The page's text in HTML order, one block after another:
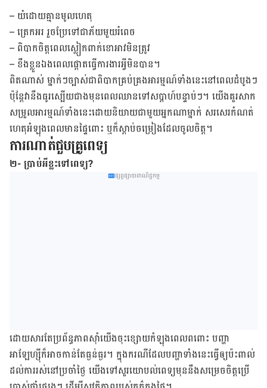
– យំ​ដោយ​គ្មាន​មូលហេតុ
– ត្រេកអរ​ រួច​ប្រែ​ទៅ​ជា​ភ័យ​មួយ​រំពេច
– ពិបាក​ចិត្ត​ពេល​ស្លៀកពាក់​ខោ​អាវ​មិន​ត្រូវ
– ខឹង​ខ្លួន​ឯង​ពេល​ផ្តោត​​ធ្វើ​ការងារ​អ្វី​មិន​បាន។
ពិត​ណាស់ ម្នាក់ៗ​ច្បាស់​ជា​ពិបាក​គ្រប់​គ្រង​អារម្មណ៍​ទាំង​នេះ​នៅ​ពេល​ដំបូង​ៗ
​ប៉ុន្តែ​វា​នឹង​ធូរ​ស្បើយ​ជាង​មុន​ពេល​ឈាន​ទៅ​សប្តាហ៍​បន្ទាប់​ៗ​។ យើង​គួរ​សាក​
សម្រួល​អារម្មណ៍​ទាំង​នេះ​ដោយ​និយាយ​ជាមួយ​អ្នក​ណា​ម្នាក់ សរសេរ​កំណត់​
ហេតុ​អំឡុង​ពេល​មាន​ផ្ទៃ​ពោះ ឬ​ក៏​ស្តាប់​​ចម្រៀង​ដែល​ចូល​ចិត្ត​។
ការ​​​ណាត់​​​ជួប​​​គ្រូពេទ្យ
២- ប្រាប់អីខ្លះទៅពេទ្យ?
ផ្សព្វផ្សាយពាណិជ្ជកម្ម
ដោយ​សារ​តែ​ប្រព័ន្ធ​ភាព​ស៊ាំ​យើង​ចុះ​ខ្សោយ​កំឡុង​ពេល​ពពោះ​ ​​បញ្ហា​​
អាឡែហ្ស៊ី​​ក៏​អាច​កាន់​តែ​ធ្ងន់​ធ្ងរ។ ក្នុង​ករណី​ដែល​បញ្ហា​ទាំង​នេះ​ធ្វើ​ឲ្យ​ប៉ះ​ពាល់​
ដល់​ការ​រស់​នៅ​ប្រចាំ​ថ្ងៃ​ យើង​ទៅ​សួរ​យោបល់​ពេទ្យ​មុន​នឹង​សម្រេច​ចិត្ត​ប្រើ​